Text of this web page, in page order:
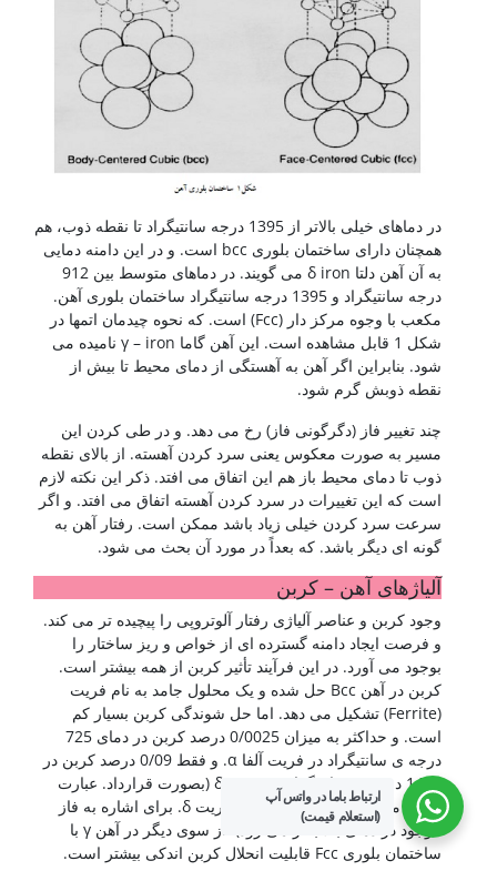
در دماهای خیلی بالاتر از 1395 درجه سانتیگراد تا نقطه ذوب، هم
همچنان دارای ساختمان بلوری bcc است. و در این دامنه دمایی
به آن آهن دلتا δ iron می گویند. در دماهای متوسط بین 912
درجه سانتیگراد و 1395 درجه سانتیگراد ساختمان بلوری آهن.
مکعب با وجوه مرکز دار (Fcc) است. که نحوه چیدمان اتمها در
شکل 1 قابل مشاهده است. این آهن گاما γ – iron نامیده می
شود. بنابراین اگر آهن به آهستگی از دمای محیط تا بیش از
نقطه ذوبش گرم شود.
چند تغییر فاز (دگرگونی فاز) رخ می دهد. و در طی کردن این
مسیر به صورت معکوس یعنی سرد کردن آهسته. از بالای نقطه
ذوب تا دمای محیط باز هم این اتفاق می افتد. ذکر این نکته لازم
است که این تغییرات در سرد کردن آهسته اتفاق می افتد. و اگر
سرعت سرد کردن خیلی زیاد باشد ممکن است. رفتار آهن به
گونه ای دیگر باشد. که بعداً در مورد آن بحث می شود.
آلیاژهای آهن – کربن
وجود کربن و عناصر آلیاژی رفتار آلوتروپی را پیچیده تر می کند.
و فرصت ایجاد دامنه گسترده ای از خواص و ریز ساختار را
بوجود می آورد. در این فرآیند تأثیر کربن از همه بیشتر است.
کربن در آهن Bcc حل شده و یک محلول جامد به نام فریت
(Ferrite) تشکیل می دهد. اما حل شوندگی کربن بسیار کم
است. و حداکثر به میزان 0/0025 درصد کربن در دمای 725
درجه ی سانتیگراد در فریت آلفا α. و فقط 0/09 درصد کربن در
1495 درجه ی سانتیگراد در فریت δ (بصورت قرارداد. عبارت
فریت معادل با فریت α و عبارت فریت δ. برای اشاره به فاز
موجود در دمای بالا بکار می رود). از سوی دیگر در آهن γ با
ساختمان بلوری Fcc قابلیت انحلال کربن اندکی بیشتر است.
ارتباط باما در واتس آپ
(استعلام قیمت)